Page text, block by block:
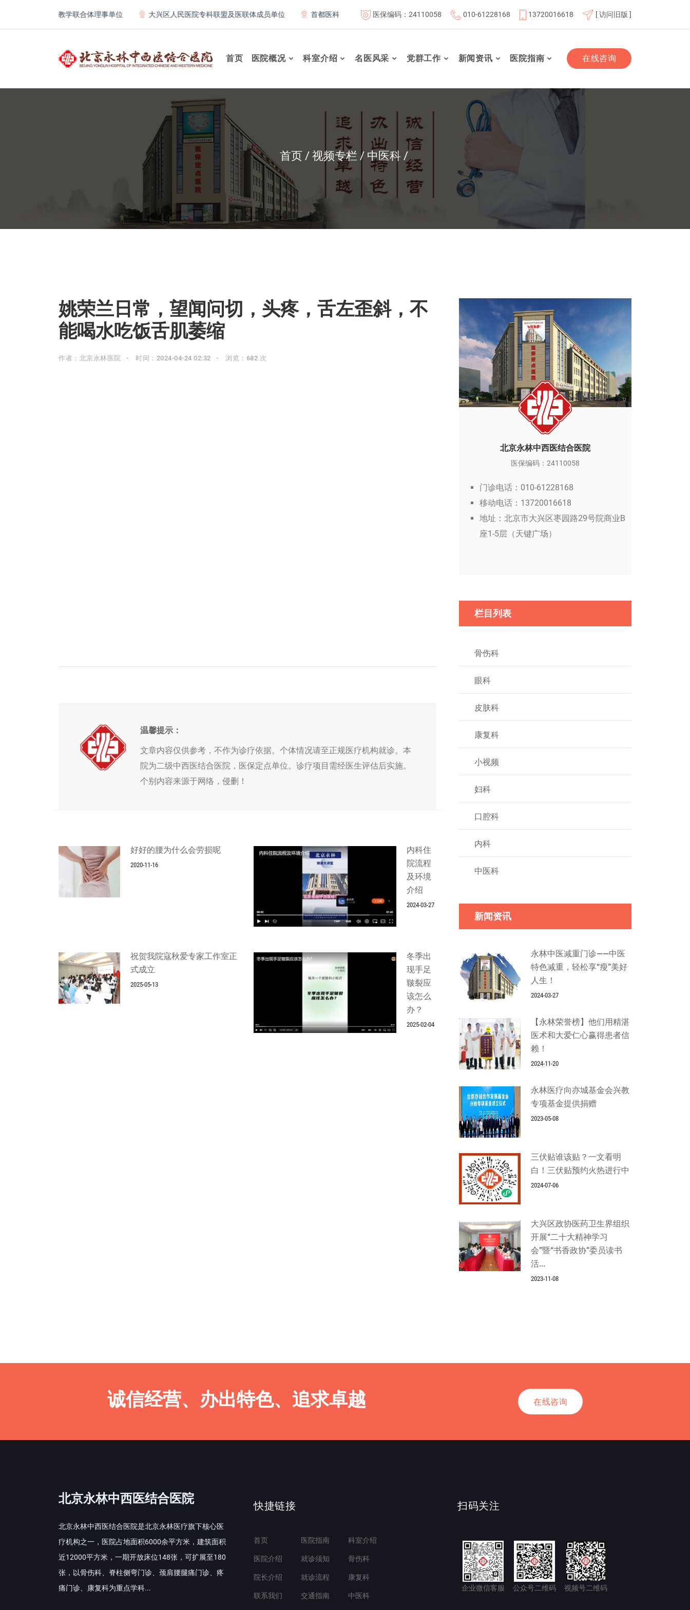
一医院骨科教学联合体理事单位 大兴区人民医院专科联盟及医联体成员单位 首都医科大学附属北京康复医院联体成员单位 北京航天总医院联体成员单位 北京市老年友善医疗机构
医保编码：24110058 010-61228168 13720016618 [ 访问旧版 ]
首页 医院概况 科室介绍 名医风采 党群工作 新闻资讯 医院指南 在线咨询
首页 视频专栏 中医科
姚荣兰日常，望闻问切，头疼，舌左歪斜，不
能喝水吃饭舌肌萎缩
作者：北京永林医院 时间：2024-04-24 02:32 浏览：682 次
温馨提示：
文章内容仅供参考，不作为诊疗依据。个体情况请至正规医疗机构就诊。本
院为二级中西医结合医院，医保定点单位。诊疗项目需经医生评估后实施。
个别内容来源于网络，侵删！
好好的腰为什么会劳损呢
2020-11-16
内科住
院流程
及环境
介绍
2024-03-27
祝贺我院寇秋爱专家工作室正
式成立
2025-05-13
冬季出
现手足
皲裂应
该怎么
办？
2025-02-04
北京永林中西医结合医院
医保编码：24110058
门诊电话：010-61228168
移动电话：13720016618
地址：北京市大兴区枣园路29号院商业B
座1-5层（天键广场）
栏目列表
骨伤科
眼科
皮肤科
康复科
小视频
妇科
口腔科
内科
中医科
新闻资讯
永林中医减重门诊——中医
特色减重，轻松享“瘦”美好
人生！
2024-03-27
【永林荣誉榜】他们用精湛
医术和大爱仁心赢得患者信
赖！
2024-11-20
永林医疗向亦城基金会兴教
专项基金提供捐赠
2023-05-08
三伏贴谁该贴？一文看明
白！三伏贴预约火热进行中
2024-07-06
大兴区政协医药卫生界组织
开展“二十大精神学习
会”暨“书香政协”委员读书
活...
2023-11-08
诚信经营、办出特色、追求卓越 在线咨询
北京永林中西医结合医院
北京永林中西医结合医院是北京永林医疗旗下核心医
疗机构之一，医院占地面积6000余平方米，建筑面积
近12000平方米，一期开放床位148张，可扩展至180
张，以骨伤科、脊柱侧弯门诊、颈肩腰腿痛门诊、疼
痛门诊、康复科为重点学科...
快捷链接
首页
医院介绍
院长介绍
联系我们
医院指南
就诊须知
就诊流程
交通指南
科室介绍
骨伤科
康复科
中医科
扫码关注
企业微信客服 公众号二维码 视频号二维码